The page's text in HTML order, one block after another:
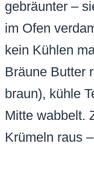
Butter durch
Margarine
Eier: 2
Leinsamen + 6
Chips vegan
gleiche
bleibt.